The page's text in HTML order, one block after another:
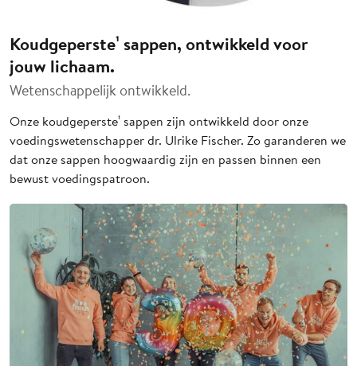
Koudgeperste¹ sappen, ontwikkeld voor
jouw lichaam.
Wetenschappelijk ontwikkeld.
Onze koudgeperste¹ sappen zijn ontwikkeld door onze
voedingswetenschapper dr. Ulrike Fischer. Zo garanderen we
dat onze sappen hoogwaardig zijn en passen binnen een
bewust voedingspatroon.